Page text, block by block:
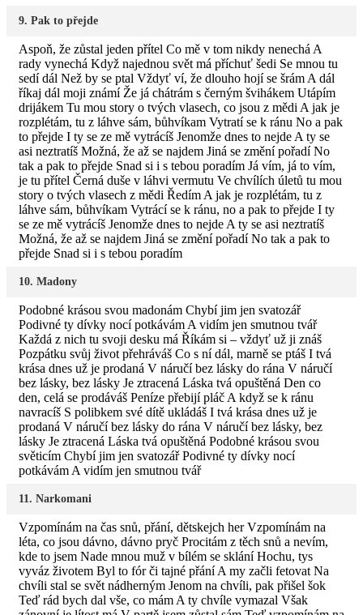
9. Pak to přejde
Aspoň, že zůstal jeden přítel Co mě v tom nikdy nenechá A
rady vynechá Když najednou svět má příchuť šedi Se mnou tu
sedí dál Než by se ptal Vždyť ví, že dlouho hojí se šrám A dál
říkaj dál moji známí Že já chátrám s černým švihákem Utápím
drijákem Tu mou story o tvých vlasech, co jsou z mědi A jak je
rozplétám, tu z láhve sám, bůhvíkam Vytratí se k ránu No a pak
to přejde I ty se ze mě vytrácíš Jenomže dnes to nejde A ty se
asi neztratíš Možná, že až se najdem Jiná se změní pořadí No
tak a pak to přejde Snad si i s tebou poradím Já vím, já to vím,
je tu přítel Černá duše v láhvi vermutu Ve chvílích úletů tu mou
story o tvých vlasech z mědi Ředím A jak je rozplétám, tu z
láhve sám, bůhvíkam Vytrácí se k ránu, no a pak to přejde I ty
se ze mě vytrácíš Jenomže dnes to nejde A ty se asi neztratíš
Možná, že až se najdem Jiná se změní pořadí No tak a pak to
přejde Snad si i s tebou poradím
10. Madony
Podobné krásou svou madonám Chybí jim jen svatozář
Podivné ty dívky nocí potkávám A vidím jen smutnou tvář
Každá z nich tu svoji desku má Říkám si – vždyť už ji znáš
Pozpátku svůj život přehráváš Co s ní dál, marně se ptáš I tvá
krása dnes už je prodaná V náručí bez lásky do rána V náručí
bez lásky, bez lásky Je ztracená Láska tvá opuštěná Den co
den, celá se prodáváš Peníze přebijí pláč A když se k ránu
navracíš S polibkem své dítě ukládáš I tvá krása dnes už je
prodaná V náručí bez lásky do rána V náručí bez lásky, bez
lásky Je ztracená Láska tvá opuštěná Podobné krásou svou
světicím Chybí jim jen svatozář Podivné ty dívky nocí
potkávám A vidím jen smutnou tvář
11. Narkomani
Vzpomínám na čas snů, přání, dětskejch her Vzpomínám na
léta, co jsou dávno, dávno pryč Procitám z těch snů a nevím,
kde to jsem Nade mnou muž v bílém se sklání Hochu, tys
vyváz životem Byl to fór či tajné přání A my začli fetovat Na
chvíli stal se svět nádherným Jenom na chvíli, pak přišel šok
Teď rád bych dal vše, co mám A ty chvíle vymazal Však